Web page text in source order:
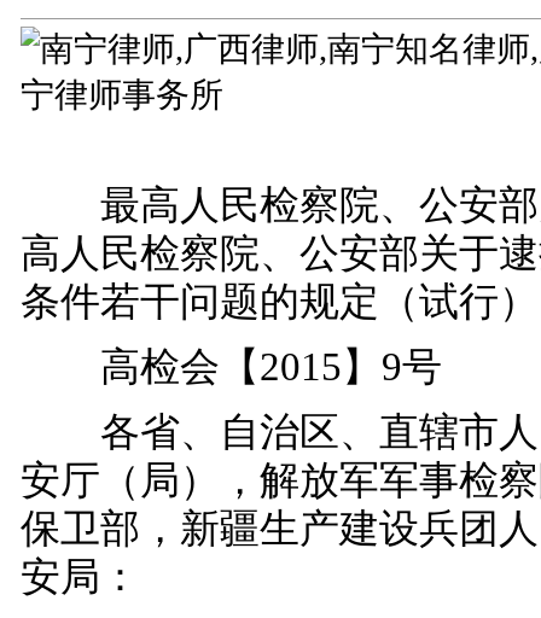
最高人民检察院、公安部
高人民检察院、公安部关于
条件若干问题的规定（试行
高检会【2015】9号
各省、自治区、直辖市人
安厅（局），解放军军事检
保卫部，新疆生产建设兵团
安局：